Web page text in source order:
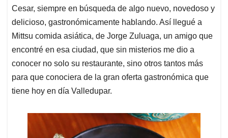
Cesar, siempre en búsqueda de algo nuevo, novedoso y
delicioso, gastronómicamente hablando. Así llegué a
Mittsu comida asiática, de Jorge Zuluaga, un amigo que
encontré en esa ciudad, que sin misterios me dio a
conocer no solo su restaurante, sino otros tantos más
para que conociera de la gran oferta gastronómica que
tiene hoy en día Valledupar.